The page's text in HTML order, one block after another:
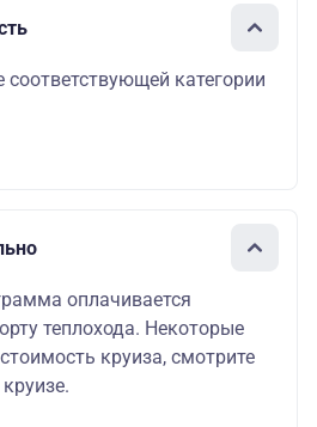
категории
оплачивается
теплохода. Некоторые
круиза, смотрите